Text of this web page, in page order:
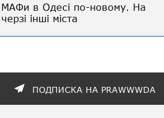
МАФи в Одесі по-новому. На
черзі інші міста
ПОДПИСКА НА PRAWWWDA